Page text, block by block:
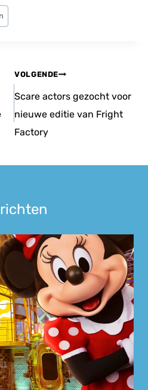
VOLGENDE
Scare actors gezocht voor
nieuwe editie van Fright
Factory